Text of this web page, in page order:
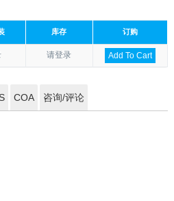
库存 订购
请登录 Add To Cart
COA 咨询/评论